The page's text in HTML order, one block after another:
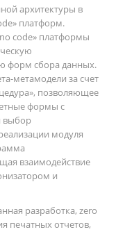
архитектуры в
платформ.
code» платформы
форм сбора данных.
метамодели за счет
позволяющее
формы с
выбор
модуля
взаимодействие
и
разработка, zero
печатных отчетов,